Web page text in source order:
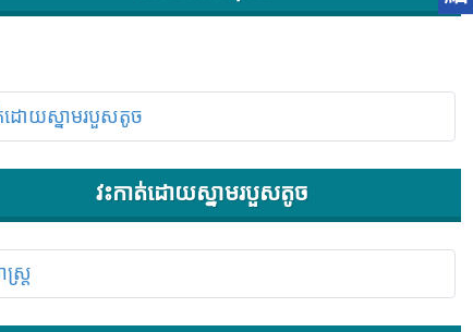
វះកាត់ដោយស្នាមរបួសតូច